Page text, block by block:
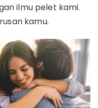
ilmu pelet kami.
kamu.